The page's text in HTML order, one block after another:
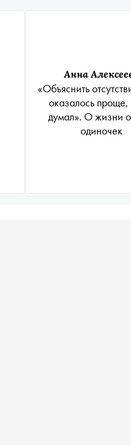
Анна
«Объяснить
оказалось проще,
думал». О жизни
одиночек